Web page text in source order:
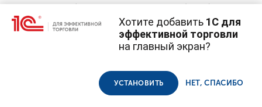
документа чек ККМ программа сразу проверит
информацию о пользователе и сообщит о
кассового оборудования.
cookie-файлы (файлы с данными о прошлых
использование файлов cookie в соответствии с политикой
конфиденциальности
Хотите добавить 1С для
эффективной торговли
на главный экран?
УСТАНОВИТЬ НЕТ, СПАСИБО